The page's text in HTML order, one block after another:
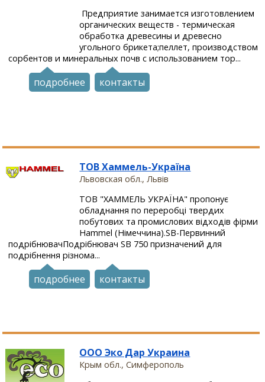
Предприятие занимается изготовлением
органических веществ - термическая
обработка древесины и древесно
угольного брикета;пеллет, производством
сорбентов и минеральных почв с использованием тор...
подробнее контакты
ТОВ Хаммель-Україна
Львовская обл., Львів
ТОВ "ХАММЕЛЬ УКРАЇНА" пропонує
обладнання по переробці твердих
побутових та промислових відходів фірми
Hammel (Німеччина).SB-Первинний
подрібнювачПодрібнювач SB 750 призначений для
подрібнення різнома...
подробнее контакты
ООО Эко Дар Украина
Крым обл., Симферополь